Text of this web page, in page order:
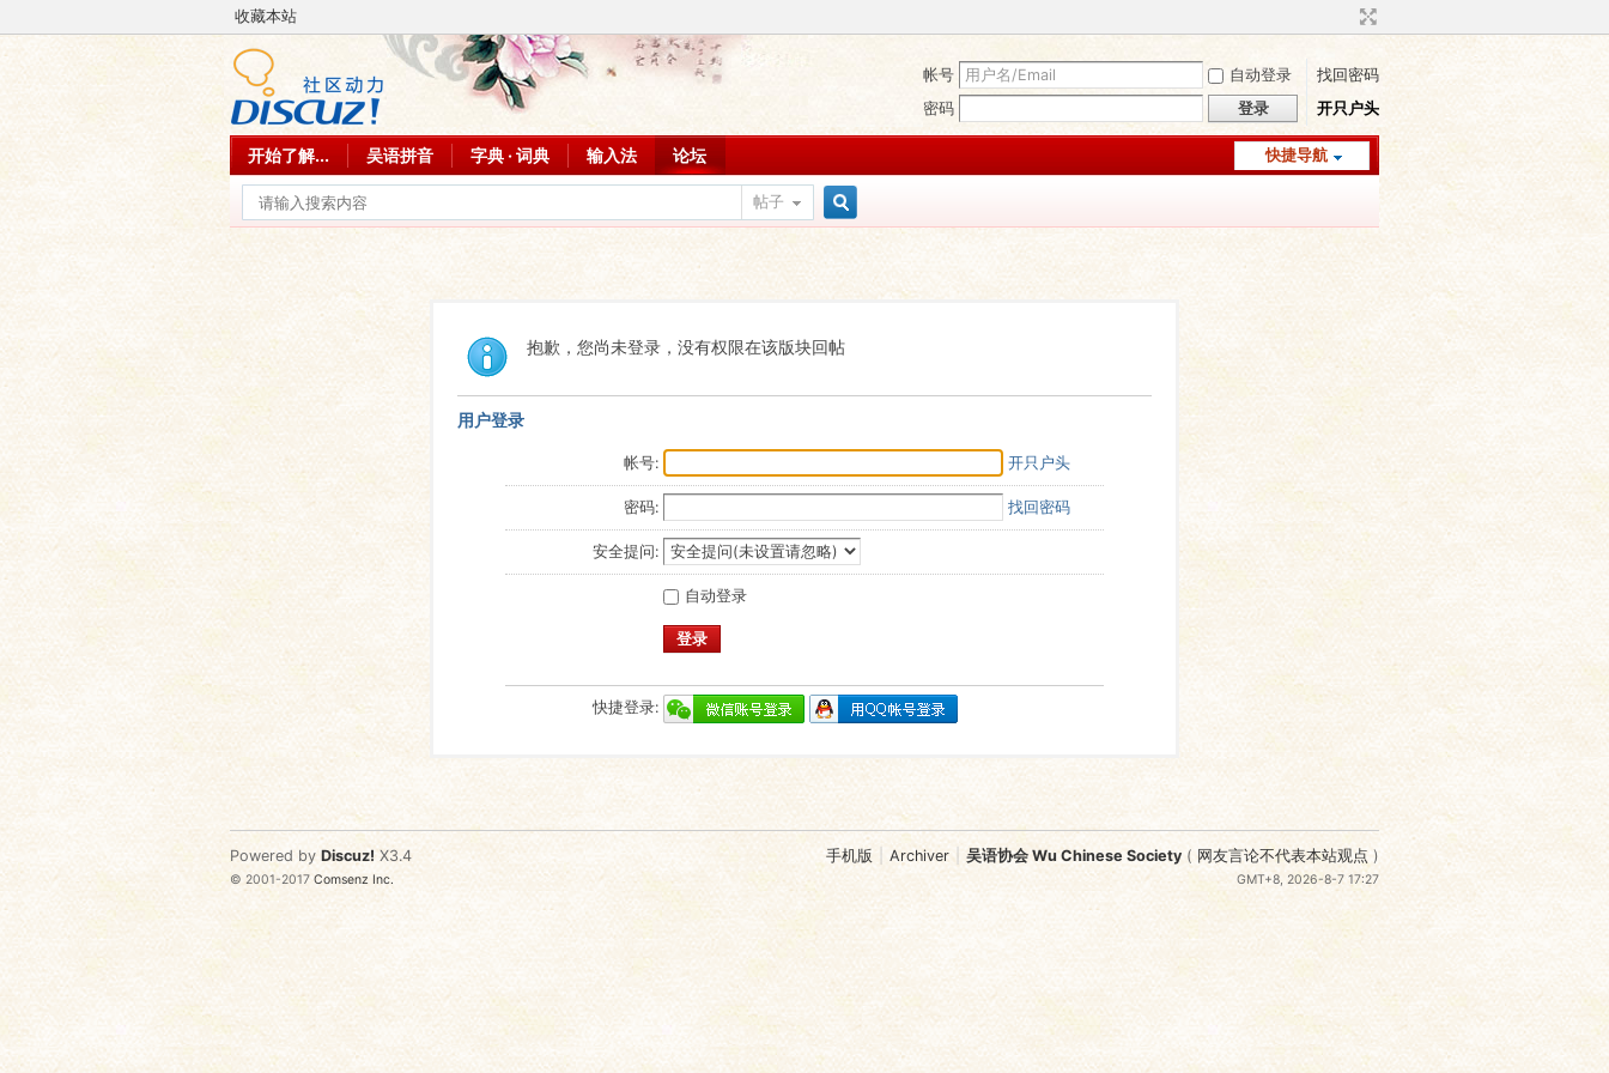
收藏本站
帐号 自动登录
找回密码
密码
登录 开只户头
快捷导航
开始了解... 吴语拼音 字典 · 词典 输入法 论坛
帖子
索
抱歉，您尚未登录，没有权限在该版块回帖
用户登录
帐号: 开只户头
密码: 找回密码
安全提问:
自动登录
登录
快捷登录:
手机版 Archiver 吴语协会 Wu Chinese Society ( 网友言论不代表本站观点 )
GMT+8, 2026-8-7 17:27
Powered by Discuz! X3.4
© 2001-2017Comsenz Inc.